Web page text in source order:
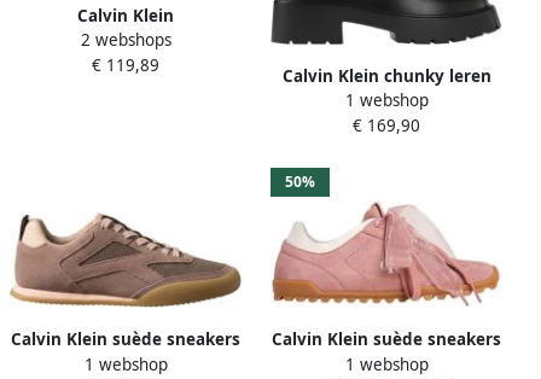
Calvin Klein
Plateausneakers CHUNKY
CUPSOLE LACEUP LOW ESS
2 webshops
€ 119,89
Calvin Klein chunky leren
chelsea boots met
profielzool zwart
1 webshop
€ 169,90
Calvin Klein suède sneakers
taupe
1 webshop
50%
Calvin Klein suède sneakers
roze
1 webshop